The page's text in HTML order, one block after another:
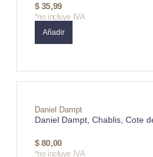
$35,99
*no incluye IVA
Añadir
Daniel Dampt
Daniel Dampt, Chablis, Cote
$80,00
*no incluye IVA